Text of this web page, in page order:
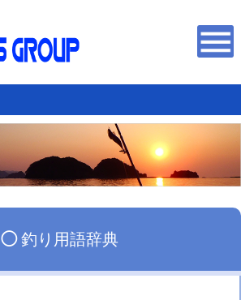
◯釣り用語辞典